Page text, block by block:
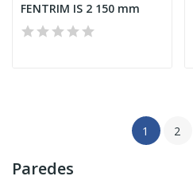
Paredes
FENTRIM IS 2 150 mm
1 2